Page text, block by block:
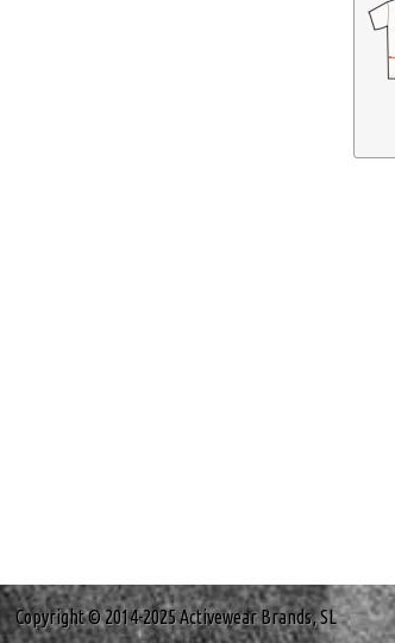
Copyright © 2014-2025 Activewear Brands, SL